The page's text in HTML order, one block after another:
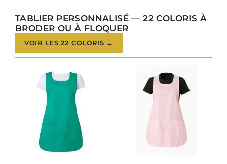
TABLIER PERSONNALISÉ — 22 COLORIS À
BRODER OU À FLOQUER
VOIR LES 22 COLORIS →